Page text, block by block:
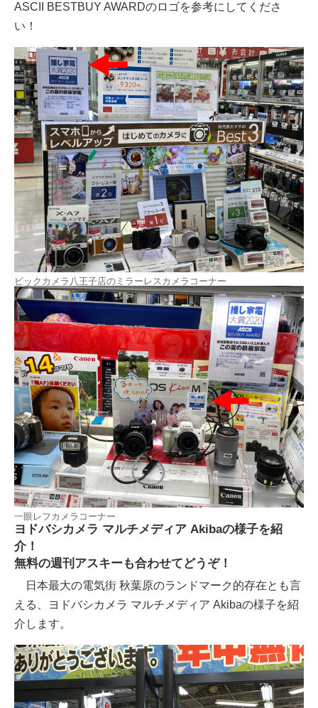
ASCII BESTBUY AWARDのロゴを参考にしてくださ
い！
ビックカメラ八王子店のミラーレスカメラコーナー
一眼レフカメラコーナー
ヨドバシカメラ マルチメディア Akibaの様子を紹
介！
無料の週刊アスキーも合わせてどうぞ！
日本最大の電気街 秋葉原のランドマーク的存在とも言
える、ヨドバシカメラ マルチメディア Akibaの様子を紹
介します。